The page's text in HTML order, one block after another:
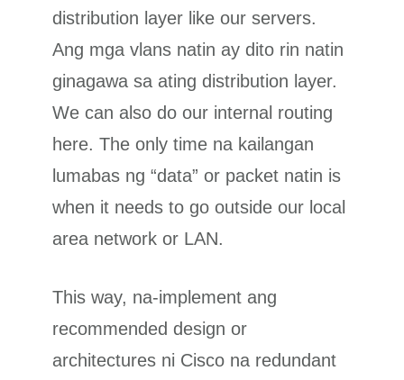
distribution layer like our servers.
Ang mga vlans natin ay dito rin natin
ginagawa sa ating distribution layer.
We can also do our internal routing
here. The only time na kailangan
lumabas ng “data” or packet natin is
when it needs to go outside our local
area network or LAN.
This way, na-implement ang
recommended design or
architectures ni Cisco na redundant